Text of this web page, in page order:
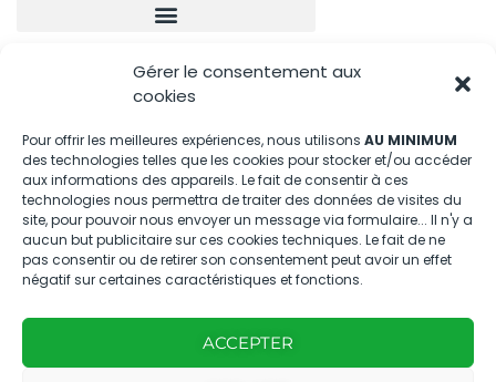
Gérer le consentement aux
cookies
Pour offrir les meilleures expériences, nous utilisons AU MINIMUM
des technologies telles que les cookies pour stocker et/ou accéder
aux informations des appareils. Le fait de consentir à ces
technologies nous permettra de traiter des données de visites du
site, pour pouvoir nous envoyer un message via formulaire... Il n'y a
aucun but publicitaire sur ces cookies techniques. Le fait de ne
pas consentir ou de retirer son consentement peut avoir un effet
négatif sur certaines caractéristiques et fonctions.
ACCEPTER
Nous contacter
04.88.08.75.28
contactBT@bleu-tomate.fr
Kit média
Kit média Bleu Tomate
Nous suivre